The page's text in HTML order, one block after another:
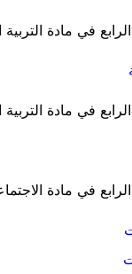
في مادة التربية
في مادة التربية
في مادة